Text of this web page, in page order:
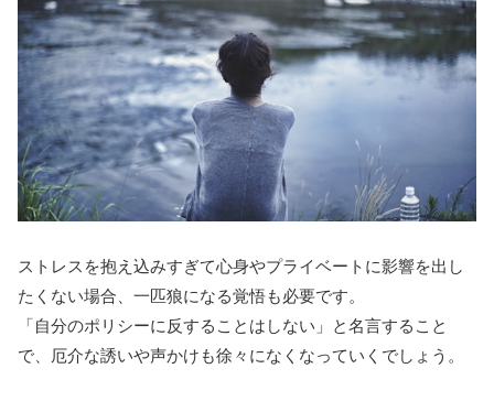
ストレスを抱え込みすぎて心身やプライベートに影響を出し
たくない場合、一匹狼になる覚悟も必要です。
「自分のポリシーに反することはしない」と名言すること
で、厄介な誘いや声かけも徐々になくなっていくでしょう。